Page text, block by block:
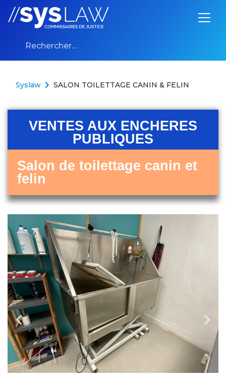
Aller au contenu
Syslaw SALON TOILETTAGE CANIN & FELIN
VENTES AUX ENCHERES
PUBLIQUES
Salon de toilettage canin et
felin